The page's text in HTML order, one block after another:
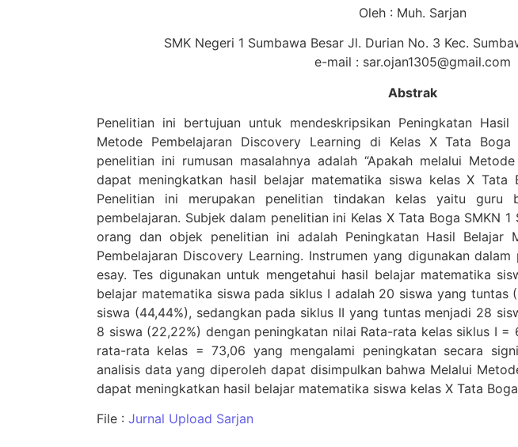
Oleh : Muh. Sarjan
SMK Negeri 1 Sumbawa Besar Jl. Durian No. 3 Kec.
e-mail : sar.ojan1305@gmail.com
Abstrak
Penelitian ini bertujuan untuk mendeskripsikan Peningkatan
Metode Pembelajaran Discovery Learning di Kelas X Tata Boga
penelitian ini rumusan masalahnya adalah “Apakah melalui
dapat meningkatkan hasil belajar matematika siswa kelas X Tata
Penelitian ini merupakan penelitian tindakan kelas yaitu guru
pembelajaran. Subjek dalam penelitian ini Kelas X Tata Boga SMKN
orang dan objek penelitian ini adalah Peningkatan Hasil Belajar
Pembelajaran Discovery Learning. Instrumen yang digunakan
esay. Tes digunakan untuk mengetahui hasil belajar matematika
belajar matematika siswa pada siklus I adalah 20 siswa yang tuntas
siswa (44,44%), sedangkan pada siklus II yang tuntas menjadi 28
8 siswa (22,22%) dengan peningkatan nilai Rata-rata kelas siklus I =
rata-rata kelas = 73,06 yang mengalami peningkatan secara
analisis data yang diperoleh dapat disimpulkan bahwa Melalui
dapat meningkatkan hasil belajar matematika siswa kelas X Tata
File : Jurnal Upload Sarjan